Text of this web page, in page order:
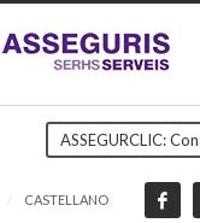
ASSEGURCLIC:
CASTELLANO